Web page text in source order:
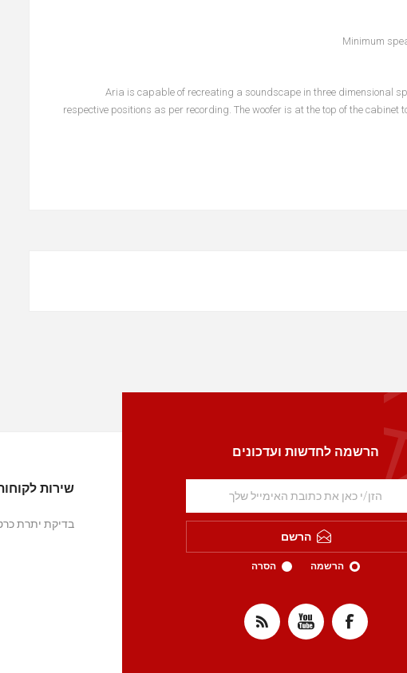
Minimum
Aria is capable of recreating a soundscape in three dimensional
respective positions as per recording. The woofer is at the top of the
הרשמה לחדשות ועדכונים
הרשם
הרשמה הסרה
שירות
בדיקת יתרת